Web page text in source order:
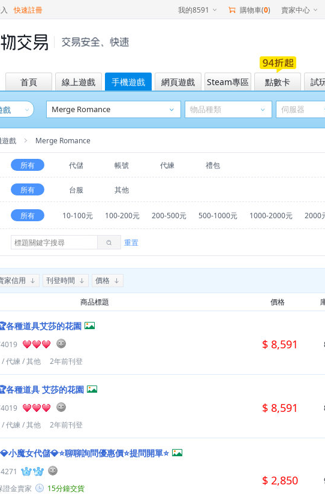
快速註冊 我的8591 購物車(0) 賣家中心
首頁 線上遊戲 手機遊戲 網頁遊戲 Steam專區 點數卡 試
戲
遊戲 Merge Romance
所有 代儲 帳號 代練 禮包
所有 台服 其他
所有 10-100元 100-200元 200-500元 500-1000元 1000-2000元 2000
重置
家信用 刊登時間 價格
商品標題 價格
各種道具艾莎的花園
/代練 /其他 2年前刊登
$ 8,591
各種道具 艾莎的花園
/代練 /其他 2年前刊登
$ 8,591
💎小魔女代儲💎⭐聊聊詢問優惠價⭐提問開單⭐
證金賣家
15分鐘交貨
$ 2,850